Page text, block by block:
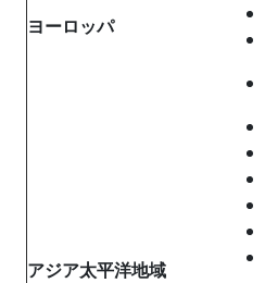
ヨーロッパ
アジア太平洋地域